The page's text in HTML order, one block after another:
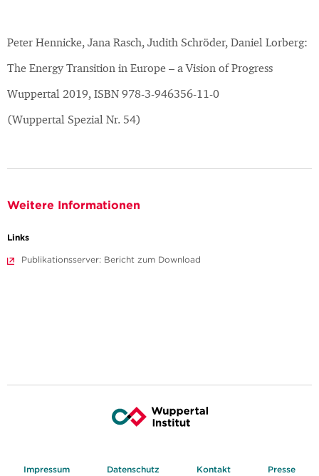
Peter Hennicke, Jana Rasch, Judith Schröder, Daniel Lorberg:
The Energy Transition in Europe – a Vision of Progress
Wuppertal 2019, ISBN 978-3-946356-11-0
(Wuppertal Spezial Nr. 54)
Weitere Informationen
Links
Publikationsserver: Bericht zum Download
Impressum Datenschutz Kontakt Presse